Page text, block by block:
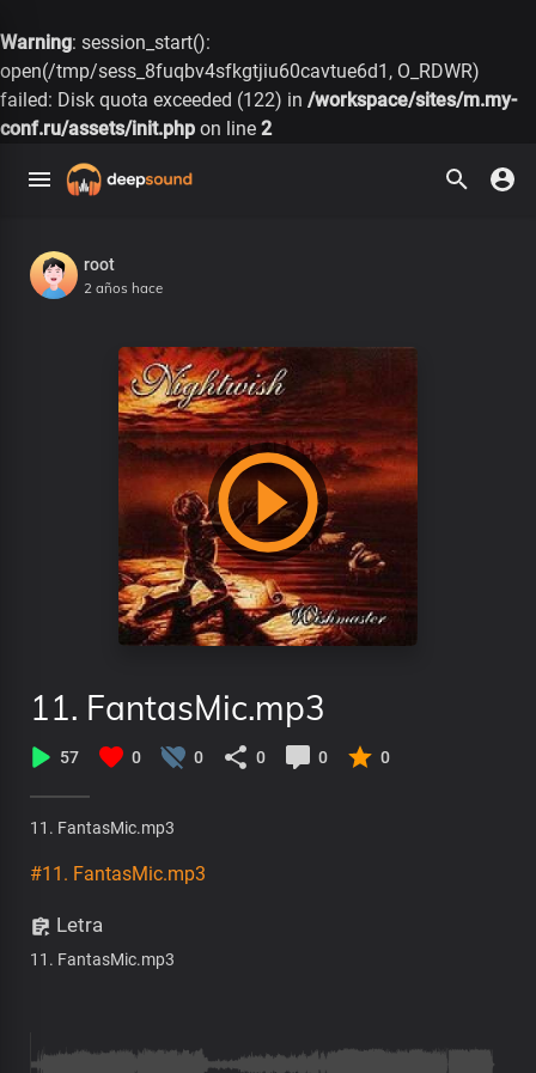
Warning: session_start():
open(/tmp/sess_8fuqbv4sfkgtjiu60cavtue6d1, O_RDWR)
failed: Disk quota exceeded (122) in /workspace/sites/m.my-
conf.ru/assets/init.php on line 2
root
2 años hace
11. FantasMic.mp3
57 0 0 0 0 0
11. FantasMic.mp3
#11. FantasMic.mp3
Letra
11. FantasMic.mp3